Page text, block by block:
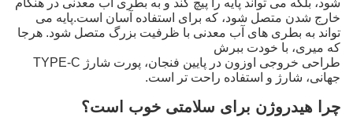
خارج شدن متصل شود، که برای استفاده آسان است.پایه می
تواند به بطری های آب معدنی با ظرفیت بزرگ متصل شود. هرجا
که میری، با خودت ببرش
طراحی خروجی اوزون در پایین فنجان، پورت شارژ TYPE-C
جهانی، شارژ و استفاده راحت تر است.
چرا هیدروژن برای سلامتی خوب است؟